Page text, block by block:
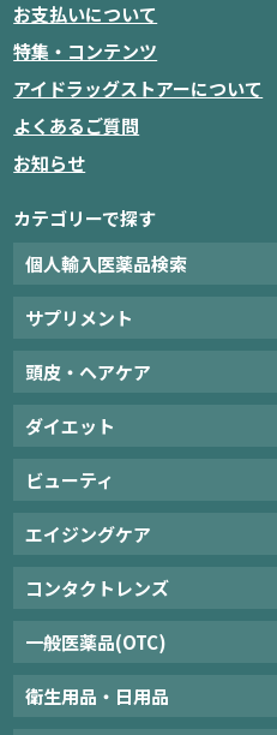
お支払いについて
特集・コンテンツ
アイドラッグストアーについて
よくあるご質問
お知らせ
カテゴリーで探す
個人輸入医薬品検索
サプリメント
頭皮・ヘアケア
ダイエット
ビューティ
エイジングケア
コンタクトレンズ
一般医薬品(OTC)
衛生用品・日用品